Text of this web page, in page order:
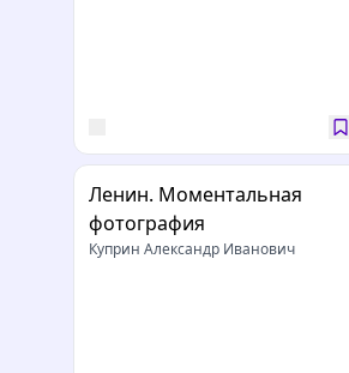
Ленин. Моментальная
фотография
Куприн Александр Иванович